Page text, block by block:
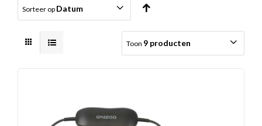
Sorteer op Datum
Toon 9 producten